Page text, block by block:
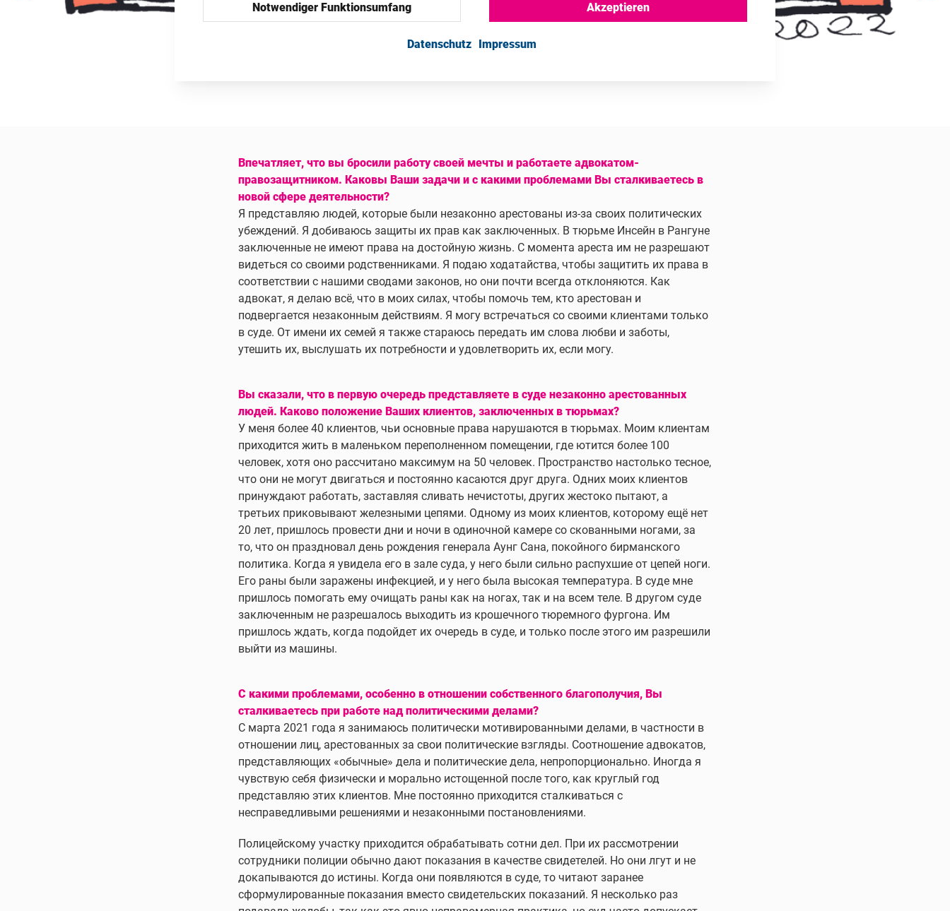
Впечатляет, что вы бросили работу своей мечты и работаете адвокатом-
правозащитником. Каковы Ваши задачи и с какими проблемами Вы сталкиваетесь в
новой сфере деятельности?
Я представляю людей, которые были незаконно арестованы из-за своих политических
убеждений. Я добиваюсь защиты их прав как заключенных. В тюрьме Инсейн в Рангуне
заключенные не имеют права на достойную жизнь. С момента ареста им не разрешают
видеться со своими родственниками. Я подаю ходатайства, чтобы защитить их права в
соответствии с нашими сводами законов, но они почти всегда отклоняются. Как
адвокат, я делаю всё, что в моих силах, чтобы помочь тем, кто арестован и
подвергается незаконным действиям. Я могу встречаться со своими клиентами только
в суде. От имени их семей я также стараюсь передать им слова любви и заботы,
утешить их, выслушать их потребности и удовлетворить их, если могу.
Вы сказали, что в первую очередь представляете в суде незаконно арестованных
людей. Каково положение Ваших клиентов, заключенных в тюрьмах?
У меня более 40 клиентов, чьи основные права нарушаются в тюрьмах. Моим клиентам
приходится жить в маленьком переполненном помещении, где ютится более 100
человек, хотя оно рассчитано максимум на 50 человек. Пространство настолько тесное,
что они не могут двигаться и постоянно касаются друг друга. Одних моих клиентов
принуждают работать, заставляя сливать нечистоты, других жестоко пытают, а
третьих приковывают железными цепями. Одному из моих клиентов, которому ещё нет
20 лет, пришлось провести дни и ночи в одиночной камере со скованными ногами, за
то, что он праздновал день рождения генерала Аунг Сана, покойного бирманского
политика. Когда я увидела его в зале суда, у него были сильно распухшие от цепей ноги.
Его раны были заражены инфекцией, и у него была высокая температура. В суде мне
пришлось помогать ему очищать раны как на ногах, так и на всем теле. В другом суде
заключенным не разрешалось выходить из крошечного тюремного фургона. Им
пришлось ждать, когда подойдет их очередь в суде, и только после этого им разрешили
выйти из машины.
С какими проблемами, особенно в отношении собственного благополучия, Вы
сталкиваетесь при работе над политическими делами?
С марта 2021 года я занимаюсь политически мотивированными делами, в частности в
отношении лиц, арестованных за свои политические взгляды. Соотношение адвокатов,
представляющих «обычные» дела и политические дела, непропорционально. Иногда я
чувствую себя физически и морально истощенной после того, как круглый год
представляю этих клиентов. Мне постоянно приходится сталкиваться с
несправедливыми решениями и незаконными постановлениями.
Полицейскому участку приходится обрабатывать сотни дел. При их рассмотрении
сотрудники полиции обычно дают показания в качестве свидетелей. Но они лгут и не
докапываются до истины. Когда они появляются в суде, то читают заранее
сформулированные показания вместо свидетельских показаний. Я несколько раз
Notwendiger Funktionsumfang Akzeptieren
Datenschutz Impressum